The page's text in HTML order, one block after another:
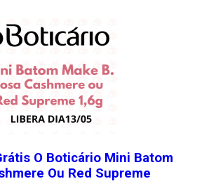
O Boticário Mini Batom
Ou Red Supreme